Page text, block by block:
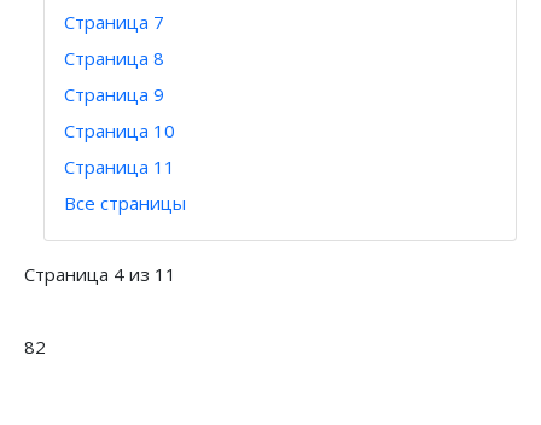
Страница 7
Страница 8
Страница 9
Страница 10
Страница 11
Все страницы
Страница 4 из 11
82